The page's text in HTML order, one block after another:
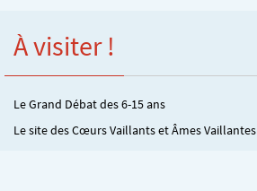
À visiter !
Le Grand Débat des 6-15 ans
Le site des Cœurs Vaillants et Âmes Vaillantes